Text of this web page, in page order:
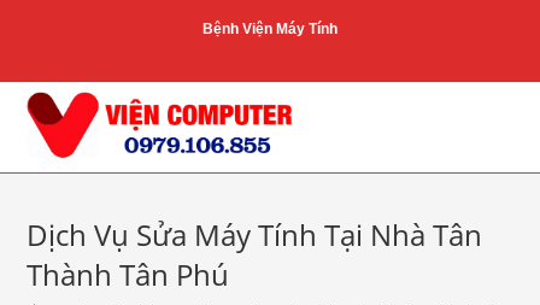
Bệnh Viện Máy Tính
Dịch Vụ Sửa Máy Tính Tại Nhà Tân
Thành Tân Phú